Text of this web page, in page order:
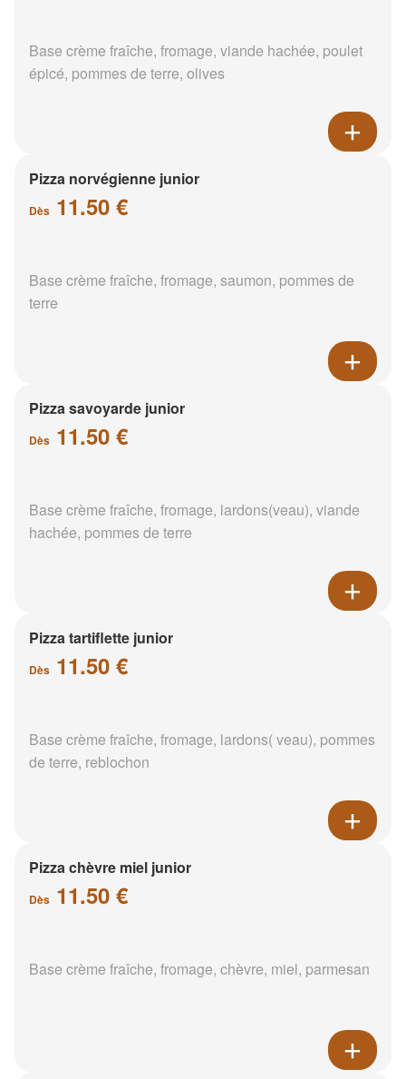
Base crème fraîche, fromage, viande hachée, poulet
épicé, pommes de terre, olives
Pizza norvégienne junior
Dès 11.50 €
Base crème fraîche, fromage, saumon, pommes de
terre
Pizza savoyarde junior
Dès 11.50 €
Base crème fraîche, fromage, lardons(veau), viande
hachée, pommes de terre
Pizza tartiflette junior
Dès 11.50 €
Base crème fraîche, fromage, lardons( veau), pommes
de terre, reblochon
Pizza chèvre miel junior
Dès 11.50 €
Base crème fraîche, fromage, chèvre, miel, parmesan